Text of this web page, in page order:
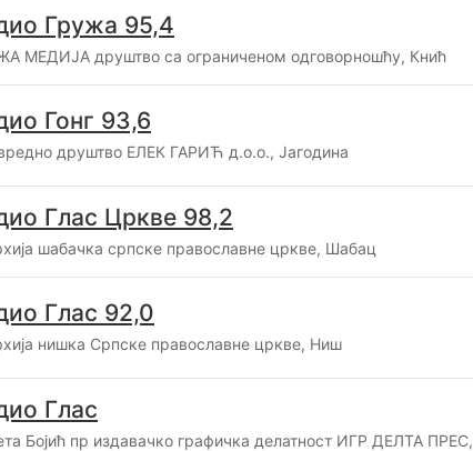
Гружа 95,4
MЕДИЈА друштво са ограниченом одговорношћу, Кнић
Гонг 93,6
друштво ЕЛЕК ГАРИЋ д.о.о., Јагодина
Глас Цркве 98,2
шабачка српске православне цркве, Шабац
Глас 92,0
нишка Српске православне цркве, Ниш
Глас
Бојић пр издавачко графичка делатност ИГР ДЕЛТА